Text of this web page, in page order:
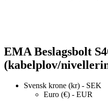
EMA Beslagsbolt
(kabelplov/
Svensk krone (kr) - SEK
Euro (€) - EUR